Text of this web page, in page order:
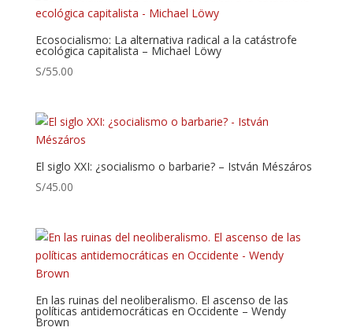
Ecosocialismo: La alternativa radical a la catástrofe
ecológica capitalista – Michael Löwy
S/55.00
El siglo XXI: ¿socialismo o barbarie? – István Mészáros
S/45.00
En las ruinas del neoliberalismo. El ascenso de las
políticas antidemocráticas en Occidente – Wendy
Brown